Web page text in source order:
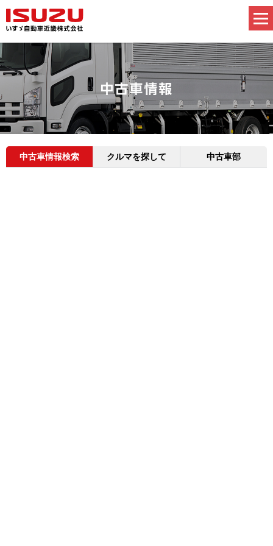
中古車情報検索 クルマを探して 中古車部